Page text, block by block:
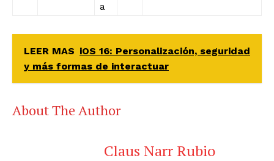
a
LEER MAS iOS 16: Personalización, seguridad
y más formas de interactuar
About The Author
Claus Narr Rubio